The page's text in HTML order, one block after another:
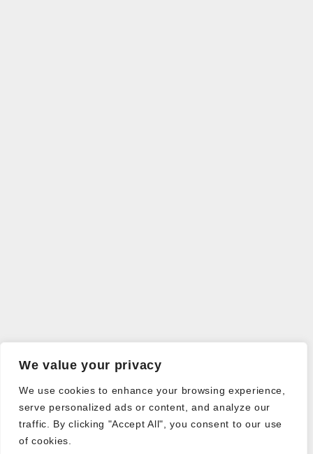
We value your privacy
We use cookies to enhance your browsing experience,
serve personalized ads or content, and analyze our
traffic. By clicking "Accept All", you consent to our use
of cookies.